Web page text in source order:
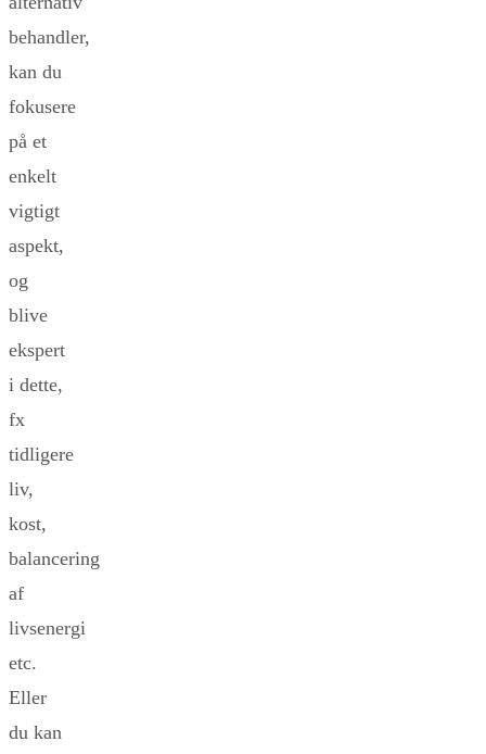
behandler,
kan du
fokusere
på et
enkelt
vigtigt
aspekt,
og
blive
ekspert
i dette,
fx
tidligere
liv,
kost,
balancering
af
livsenergi
etc.
Eller
du kan